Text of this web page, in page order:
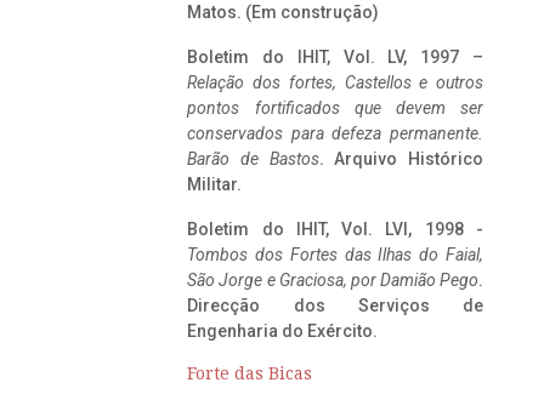
Matos. (Em construção)
Boletim do IHIT, Vol. LV, 1997 –
Relação dos fortes, Castellos e outros
pontos fortificados que devem ser
conservados para defeza permanente.
Barão de Bastos. Arquivo Histórico
Militar.
Boletim do IHIT, Vol. LVI, 1998 -
Tombos dos Fortes das Ilhas do Faial,
São Jorge e Graciosa, por Damião Pego.
Direcção dos Serviços de
Engenharia do Exército.
Forte das Bicas